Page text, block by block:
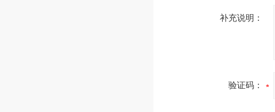
补充说明：
验证码：